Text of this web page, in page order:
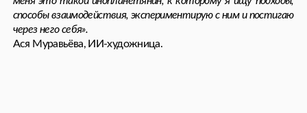
работают с голограммами и проекционным
маппингом.
В наше время границы между областями начинают
размываться, на таких взаимопроникновениях и возникает